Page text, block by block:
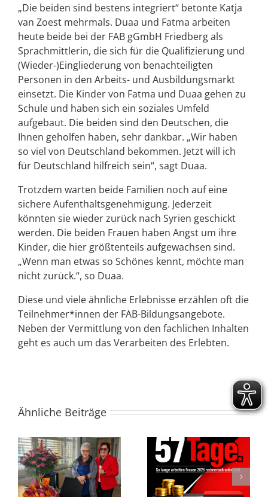
„Die beiden sind bestens integriert“ betonte Katja
van Zoest mehrmals. Duaa und Fatma arbeiten
heute beide bei der FAB gGmbH Friedberg als
Sprachmittlerin, die sich für die Qualifizierung und
(Wieder-)Eingliederung von benachteiligten
Personen in den Arbeits- und Ausbildungsmarkt
einsetzt. Die Kinder von Fatma und Duaa gehen zu
Schule und haben sich ein soziales Umfeld
aufgebaut. Die beiden sind den Deutschen, die
Ihnen geholfen haben, sehr dankbar. „Wir haben
so viel von Deutschland bekommen. Jetzt will ich
für Deutschland hilfreich sein“, sagt Duaa.
Trotzdem warten beide Familien noch auf eine
sichere Aufenthaltsgenehmigung. Jederzeit
könnten sie wieder zurück nach Syrien geschickt
werden. Die beiden Frauen haben Angst um ihre
Kinder, die hier größtenteils aufgewachsen sind.
„Wenn man etwas so Schönes kennt, möchte man
nicht zurück.“, so Duaa.
Diese und viele ähnliche Erlebnisse erzählen oft die
Teilnehmer*innen der FAB-Bildungsangebote.
Neben der Vermittlung von den fachlichen Inhalten
geht es auch um das Verarbeiten des Erlebten.
Ähnliche Beiträge
Equal Pay Day 2026
FAB Welt-Frauen-Café
– 06.03.2026